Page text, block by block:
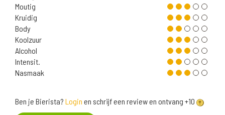
Moutig
Kruidig
Body
Koolzuur
Alcohol
Intensit.
Nasmaak
Ben je Bierista? Login en schrijf een review en ontvang +10